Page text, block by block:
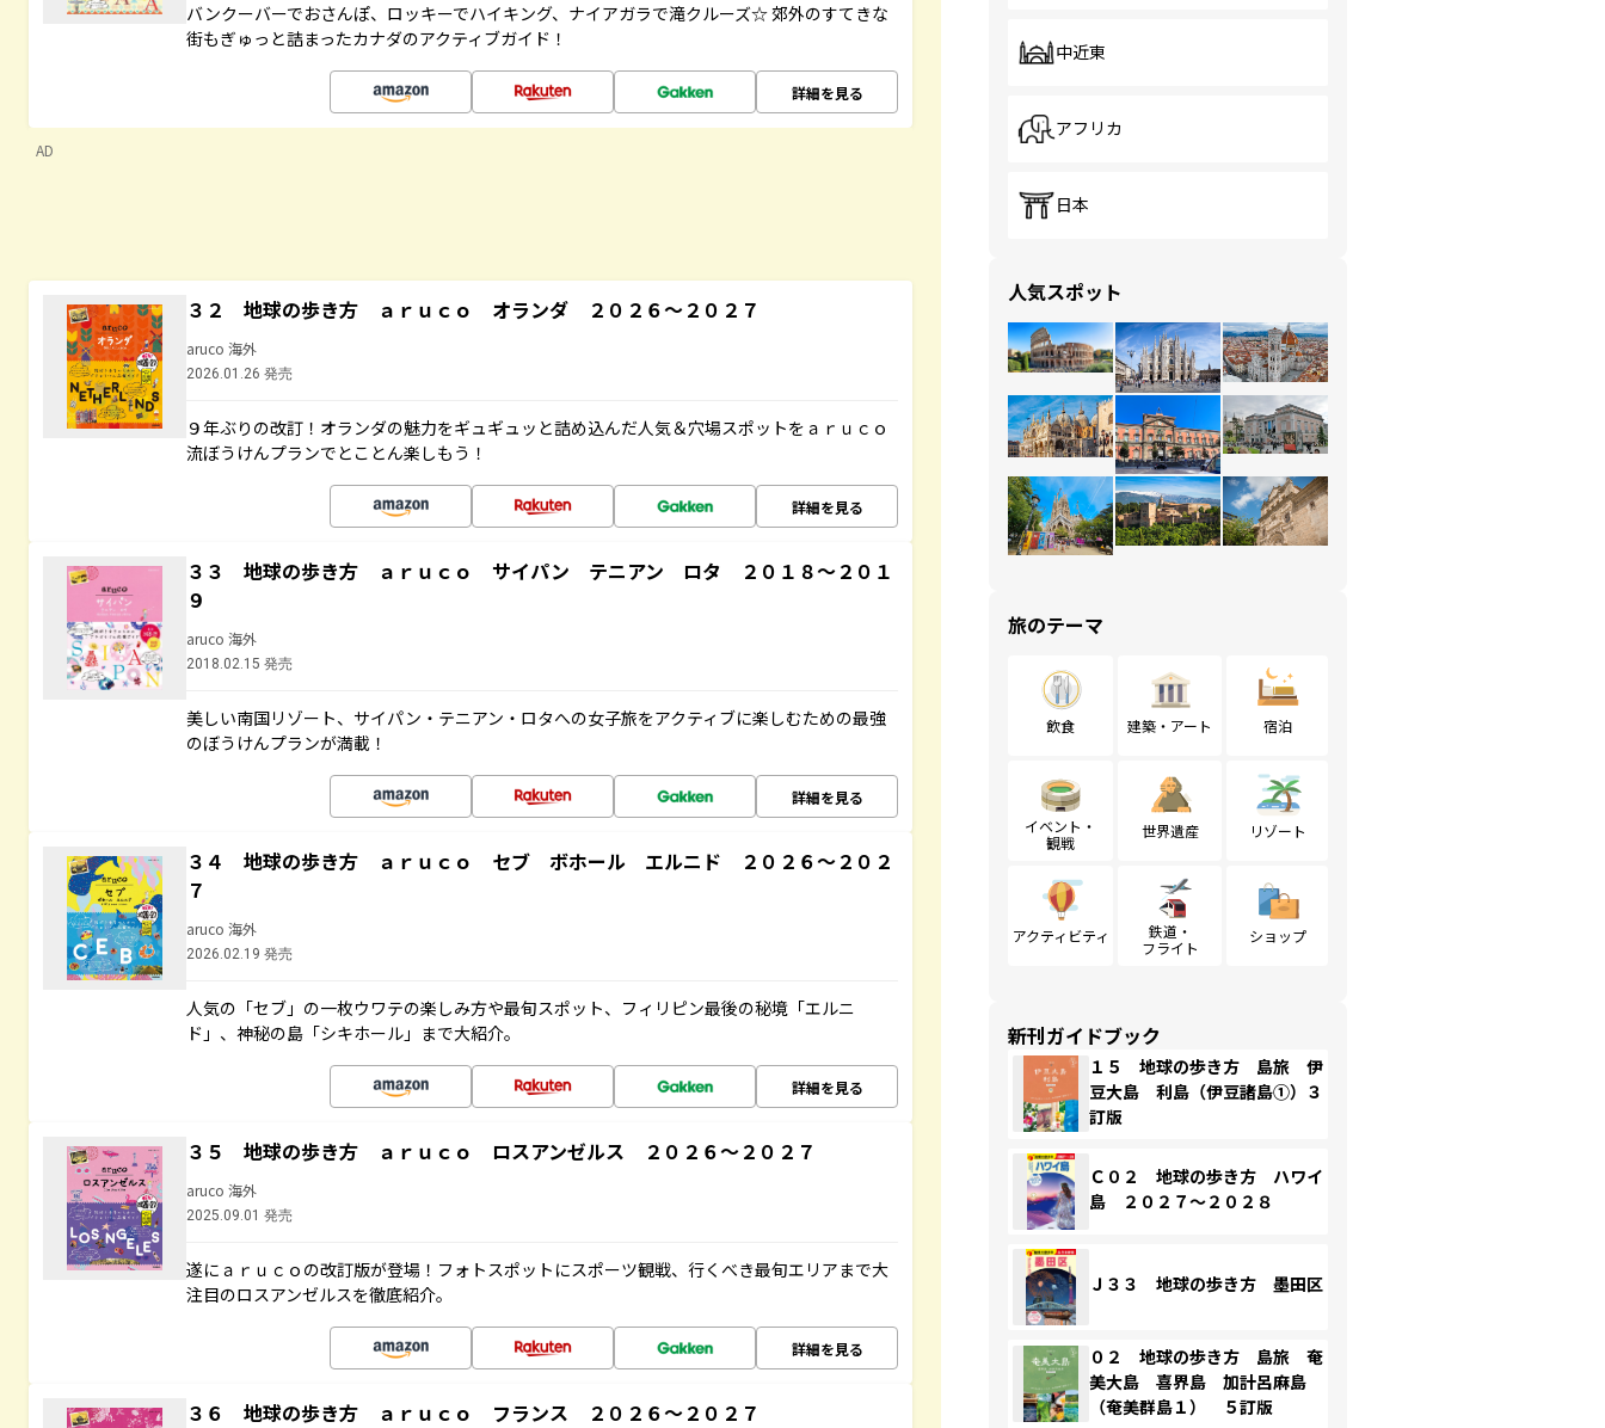
バンクーバーでおさんぽ、ロッキーでハイキング、ナイアガラで滝クルーズ☆ 郊外のすてきな
街もぎゅっと詰まったカナダのアクティブガイド！
詳細を見る
AD
３２ 地球の歩き方 ａｒｕｃｏ オランダ ２０２６～２０２７
aruco 海外
2026.01.26 発売
９年ぶりの改訂！オランダの魅力をギュギュッと詰め込んだ人気＆穴場スポットをａｒｕｃｏ
流ぼうけんプランでとことん楽しもう！
詳細を見る
３３ 地球の歩き方 ａｒｕｃｏ サイパン テニアン ロタ ２０１８～２０１
９
aruco 海外
2018.02.15 発売
美しい南国リゾート、サイパン・テニアン・ロタへの女子旅をアクティブに楽しむための最強
のぼうけんプランが満載！
詳細を見る
３４ 地球の歩き方 ａｒｕｃｏ セブ ボホール エルニド ２０２６～２０２
７
aruco 海外
2026.02.19 発売
人気の「セブ」の一枚ウワテの楽しみ方や最旬スポット、フィリピン最後の秘境「エルニ
ド」、神秘の島「シキホール」まで大紹介。
詳細を見る
３５ 地球の歩き方 ａｒｕｃｏ ロスアンゼルス ２０２６～２０２７
aruco 海外
2025.09.01 発売
遂にａｒｕｃｏの改訂版が登場！フォトスポットにスポーツ観戦、行くべき最旬エリアまで大
注目のロスアンゼルスを徹底紹介。
詳細を見る
３６ 地球の歩き方 ａｒｕｃｏ フランス ２０２６～２０２７
中近東
アフリカ
日本
人気スポット
旅のテーマ
飲食 建築・アート 宿泊
イベント・
観戦
世界遺産 リゾート
アクティビティ
鉄道・
フライト
ショップ
新刊ガイドブック
１５ 地球の歩き方 島旅 伊
豆大島 利島（伊豆諸島①）３
訂版
Ｃ０２ 地球の歩き方 ハワイ
島 ２０２７～２０２８
Ｊ３３ 地球の歩き方 墨田区
０２ 地球の歩き方 島旅 奄
美大島 喜界島 加計呂麻島
（奄美群島１） ５訂版